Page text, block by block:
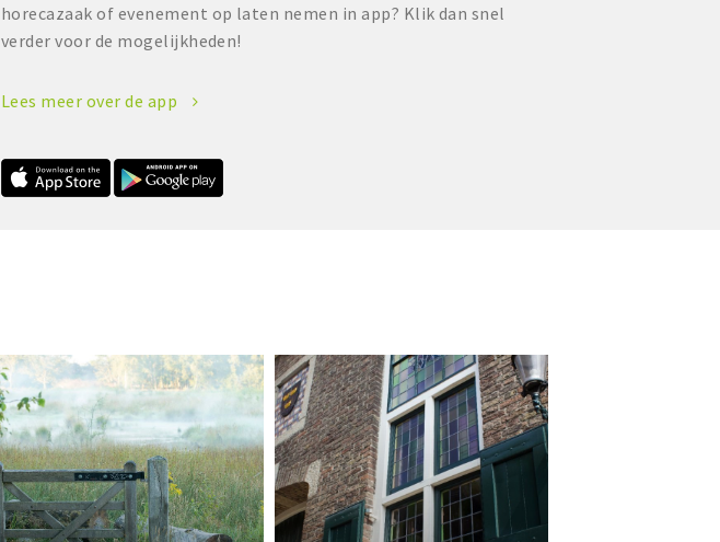
horecazaak of evenement op laten nemen in app? Klik dan snel
verder voor de mogelijkheden!
Lees meer over de app